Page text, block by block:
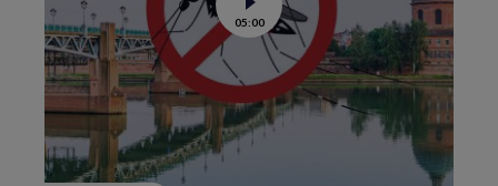
Voir
la
vidéo
de
Moustiques
tigres
le
lâcher
de
05:00